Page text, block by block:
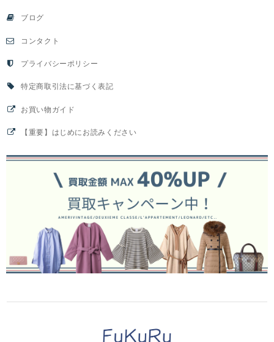
ブログ
コンタクト
プライバシーポリシー
特定商取引法に基づく表記
お買い物ガイド
【重要】はじめにお読みください